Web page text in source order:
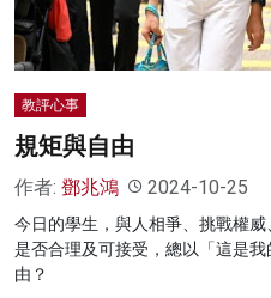
灼見活動
教評心事
規矩與自由
作者: 鄧兆鴻 2024-10-25
今日的學生，與人相爭、挑戰權
是否合理及可接受，總以「這是
由？